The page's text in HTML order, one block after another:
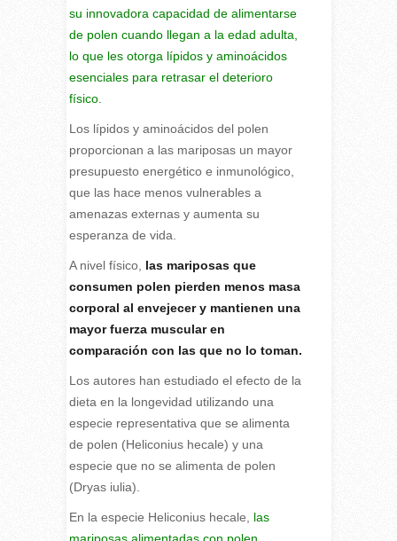
su innovadora capacidad de alimentarse
de polen cuando llegan a la edad adulta,
lo que les otorga lípidos y aminoácidos
esenciales para retrasar el deterioro
físico.
Los lípidos y aminoácidos del polen
proporcionan a las mariposas un mayor
presupuesto energético e inmunológico,
que las hace menos vulnerables a
amenazas externas y aumenta su
esperanza de vida.
A nivel físico, las mariposas que
consumen polen pierden menos masa
corporal al envejecer y mantienen una
mayor fuerza muscular en
comparación con las que no lo toman.
Los autores han estudiado el efecto de la
dieta en la longevidad utilizando una
especie representativa que se alimenta
de polen (Heliconius hecale) y una
especie que no se alimenta de polen
(Dryas iulia).
En la especie Heliconius hecale,
las